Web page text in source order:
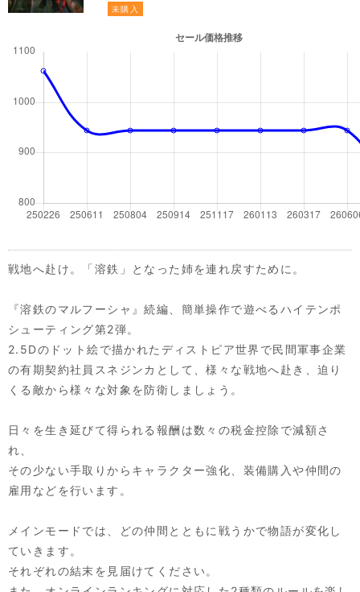
未購入
戦地へ赴け。「溶鉄」となった姉を連れ戻すために。
『溶鉄のマルフーシャ』続編、簡単操作で遊べるハイテンポ
シューティング第2弾。
2.5Dのドット絵で描かれたディストピア世界で民間軍事企業
の有期契約社員スネジンカとして、様々な戦地へ赴き、迫り
くる敵から様々な対象を防衛しましょう。
日々を生き延びて得られる報酬は数々の税金控除で減額さ
れ、
その少ない手取りからキャラクター強化、装備購入や仲間の
雇用などを行います。
メインモードでは、どの仲間とともに戦うかで物語が変化し
ていきます。
それぞれの結末を見届けてください。